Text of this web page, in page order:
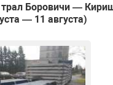
Боровичи —
— 11 августа)